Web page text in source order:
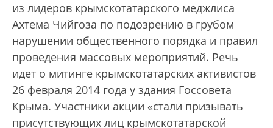
из лидеров крымскотатарского меджлиса
Ахтема Чийгоза по подозрению в грубом
нарушении общественного порядка и правил
проведения массовых мероприятий. Речь
идет о митинге крымскотатарских активистов
26 февраля 2014 года у здания Госсовета
Крыма. Участники акции «стали призывать
присутствующих лиц крымскотатарской